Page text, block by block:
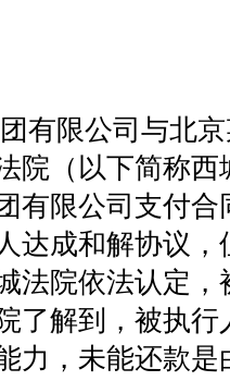
有限公司与北
院（以下简称
有限公司支付
达成和解协议
法院依法认定
了解到，被执
力，未能还款